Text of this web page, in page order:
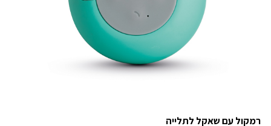
רמקול עם שאקל לתלייה